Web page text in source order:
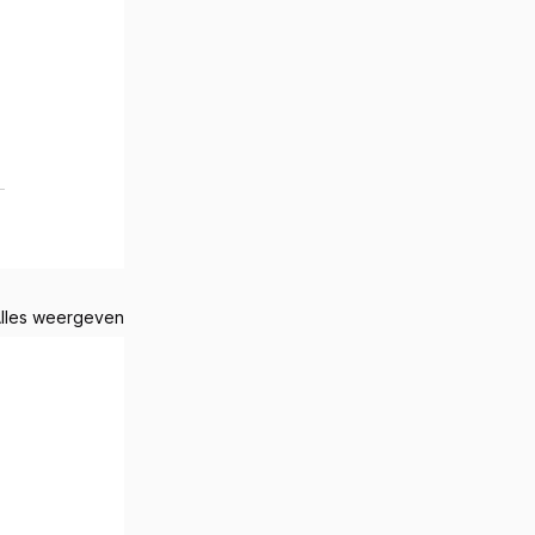
weergeven